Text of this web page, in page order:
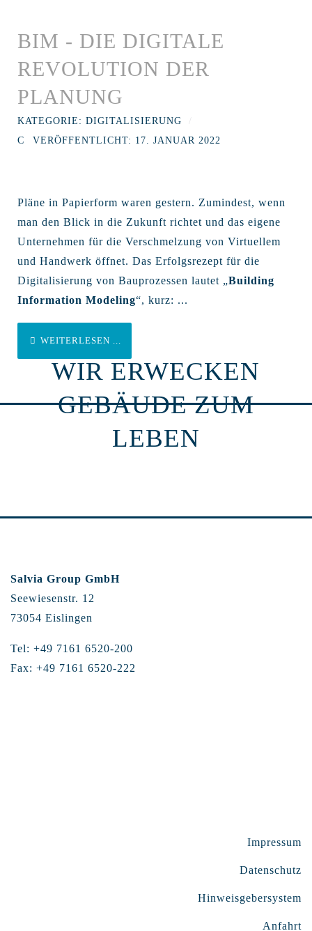
BIM - DIE DIGITALE
REVOLUTION DER
PLANUNG
KATEGORIE: DIGITALISIERUNG
VERÖFFENTLICHT: 17. JANUAR 2022
Pläne in Papierform waren gestern. Zumindest, wenn
man den Blick in die Zukunft richtet und das eigene
Unternehmen für die Verschmelzung von Virtuellem
und Handwerk öffnet. Das Erfolgsrezept für die
Digitalisierung von Bauprozessen lautet „Building
Information Modeling“, kurz: ...
WEITERLESEN ...
WIR ERWECKEN
GEBÄUDE ZUM
LEBEN
Salvia Group GmbH
Seewiesenstr. 12
73054 Eislingen
Tel: +49 7161 6520-200
Fax: +49 7161 6520-222
Impressum
Datenschutz
Hinweisgebersystem
Anfahrt